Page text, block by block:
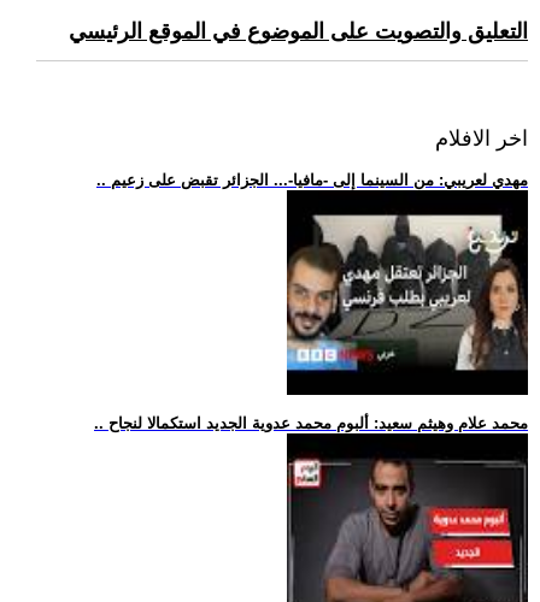
التعليق والتصويت على الموضوع في الموقع الرئيسي
اخر الافلام
.. مهدي لعريبي: من السينما إلى -مافيا-... الجزائر تقبض على زعيم
.. محمد علام وهيثم سعيد: ألبوم محمد عدوية الجديد استكمالا لنجاح